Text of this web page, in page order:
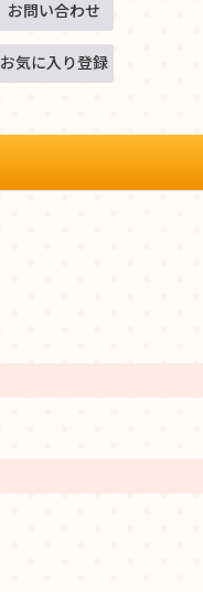
お問い合わせ
お気に入り登録